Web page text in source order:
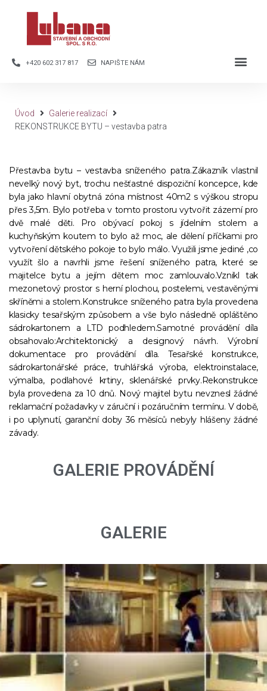
+420 602 317 817 NAPIŠTE NÁM
Úvod
Galerie realizací
REKONSTRUKCE BYTU – vestavba patra
Přestavba bytu – vestavba sníženého patra.Zákazník vlastnil
nevelký nový byt, trochu nešťastné dispoziční koncepce, kde
byla jako hlavní obytná zóna místnost 40m2 s výškou stropu
přes 3,5m. Bylo potřeba v tomto prostoru vytvořit zázemí pro
dvě malé děti. Pro obývací pokoj s jídelním stolem a
kuchyňským koutem to bylo až moc, ale dělení příčkami pro
vytvoření dětského pokoje to bylo málo. Využili jsme jediné ,co
využít šlo a navrhli jsme řešení sníženého patra, které se
majitelce bytu a jejím dětem moc zamlouvalo.Vznikl tak
mezonetový prostor s herní plochou, postelemi, vestavěnými
skříněmi a stolem.Konstrukce sníženého patra byla provedena
klasicky tesařským způsobem a vše bylo následně opláštěno
sádrokartonem a LTD podhledem.Samotné provádění díla
obsahovalo:Architektonický a designový návrh. Výrobní
dokumentace pro provádění díla. Tesařské konstrukce,
sádrokartonářské práce, truhlářská výroba, elektroinstalace,
výmalba, podlahové krtiny, sklenářské prvky.Rekonstrukce
byla provedena za 10 dnů. Nový majitel bytu nevznesl žádné
reklamační požadavky v záruční i pozáručním termínu. V době,
i po uplynutí, garanční doby 36 měsíců nebyly hlášeny žádné
závady.
GALERIE PROVÁDĚNÍ
GALERIE